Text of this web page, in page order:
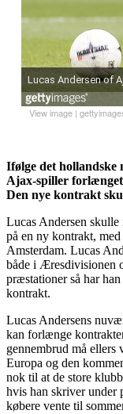
View image|
Ifølge det hollandske
Ajax-spiller
Den nye kontrakt
Lucas Andersen
på en ny kontrakt,
Amsterdam. Lucas
både i Æresdivisionen
præstationer så har
kontrakt.
Lucas Andersens
kan forlænge
gennembrud må
Europa og den
nok til at de store
hvis han skriver under
købere vente til